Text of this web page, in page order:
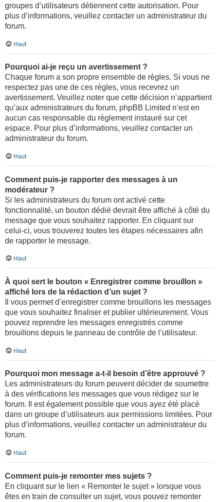
groupes d’utilisateurs détiennent cette autorisation. Pour
plus d’informations, veuillez contacter un administrateur du
forum.
Haut
Pourquoi ai-je reçu un avertissement ?
Chaque forum a son propre ensemble de règles. Si vous ne
respectez pas une de ces règles, vous recevrez un
avertissement. Veuillez noter que cette décision n’appartient
qu’aux administrateurs du forum, phpBB Limited n’est en
aucun cas responsable du règlement instauré sur cet
espace. Pour plus d’informations, veuillez contacter un
administrateur du forum.
Haut
Comment puis-je rapporter des messages à un
modérateur ?
Si les administrateurs du forum ont activé cette
fonctionnalité, un bouton dédié devrait être affiché à côté du
message que vous souhaitez rapporter. En cliquant sur
celui-ci, vous trouverez toutes les étapes nécessaires afin
de rapporter le message.
Haut
À quoi sert le bouton « Enregistrer comme brouillon »
affiché lors de la rédaction d’un sujet ?
Il vous permet d’enregistrer comme brouillons les messages
que vous souhaitez finaliser et publier ultérieurement. Vous
pouvez reprendre les messages enregistrés comme
brouillons depuis le panneau de contrôle de l’utilisateur.
Haut
Pourquoi mon message a-t-il besoin d’être approuvé ?
Les administrateurs du forum peuvent décider de soumettre
à des vérifications les messages que vous rédigez sur le
forum. Il est également possible que vous ayez été placé
dans un groupe d’utilisateurs aux permissions limitées. Pour
plus d’informations, veuillez contacter un administrateur du
forum.
Haut
Comment puis-je remonter mes sujets ?
En cliquant sur le lien « Remonter le sujet » lorsque vous
êtes en train de consulter un sujet, vous pouvez remonter